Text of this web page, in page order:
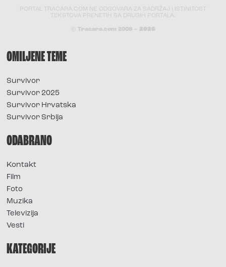
PORTAL TRACARA.COM NE ODGOVARA ZA SADRŽAJ I ISTINITOST
TEKSTOVA PRENETIH SA DRUGIH PORTALA.
© Tracara.com 2008 – 2026
OMILJENE TEME
Survivor
Survivor 2025
Survivor Hrvatska
Survivor Srbija
ODABRANO
Kontakt
Film
Foto
Muzika
Televizija
Vesti
KATEGORIJE